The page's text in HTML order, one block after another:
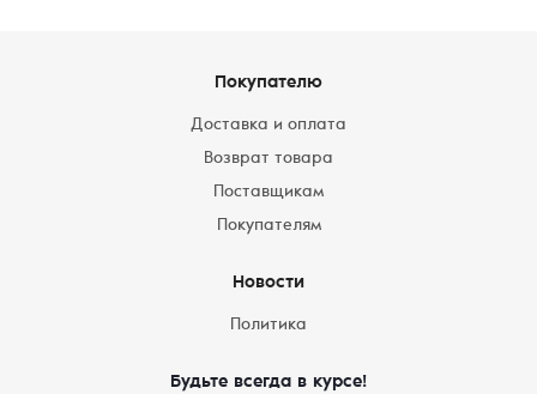
Покупателю
Доставка и оплата
Возврат товара
Поставщикам
Покупателям
Новости
Политика
Будьте всегда в курсе!